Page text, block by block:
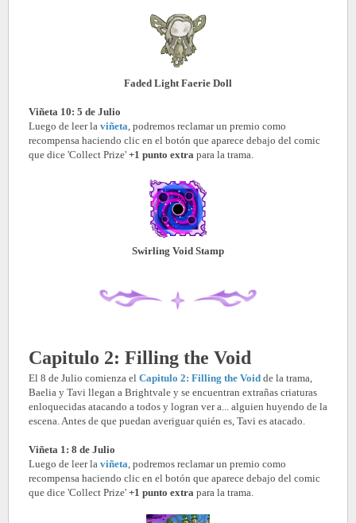
Faded Light Faerie Doll
Viñeta 10: 5 de Julio
Luego de leer la viñeta , podremos reclamar un premio como
recompensa haciendo clic en el botón que aparece debajo del comic
que dice 'Collect Prize' +1 punto extra para la trama.
Swirling Void Stamp
Capitulo 2: Filling the Void
El 8 de Julio comienza el Capitulo 2: Filling the Void de la trama,
Baelia y Tavi llegan a Brightvale y se encuentran extrañas criaturas
enloquecidas atacando a todos y logran ver a... alguien huyendo de la
escena. Antes de que puedan averiguar quién es, Tavi es atacado.
Viñeta 1: 8 de Julio
Luego de leer la viñeta , podremos reclamar un premio como
recompensa haciendo clic en el botón que aparece debajo del comic
que dice 'Collect Prize' +1 punto extra para la trama.